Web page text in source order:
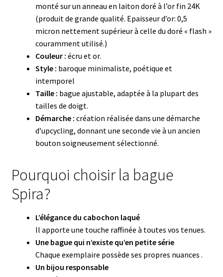
monté sur un anneau en laiton doré à l’or fin 24K
(produit de grande qualité. Epaisseur d’or: 0,5
micron nettement supérieur à celle du doré « flash »
couramment utilisé.)
Couleur : écru et or.
Style : baroque minimaliste, poétique et
intemporel
Taille : bague ajustable, adaptée à la plupart des
tailles de doigt.
Démarche : création réalisée dans une démarche
d’upcycling, donnant une seconde vie à un ancien
bouton soigneusement sélectionné.
Pourquoi choisir la bague
Spira?
L’élégance du cabochon laqué
Il apporte une touche raffinée à toutes vos tenues.
Une bague qui n’existe qu’en petite série
Chaque exemplaire possède ses propres nuances .
Un bijou responsable